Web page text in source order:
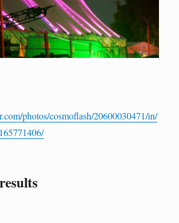
photos/cosmoflash/20600030471/in/